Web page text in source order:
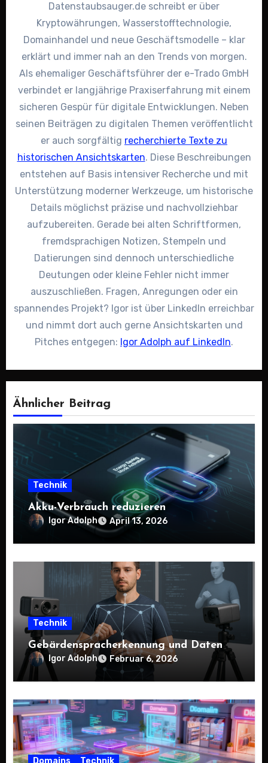
Datenstaubsauger.de schreibt er über
Kryptowährungen, Wasserstofftechnologie,
Domainhandel und neue Geschäftsmodelle – klar
erklärt und immer nah an den Trends von morgen.
Als ehemaliger Geschäftsführer der e-Trado GmbH
verbindet er langjährige Praxiserfahrung mit einem
sicheren Gespür für digitale Entwicklungen. Neben
seinen Beiträgen zu digitalen Themen veröffentlicht
er auch sorgfältig recherchierte Texte zu
historischen Ansichtskarten. Diese Beschreibungen
entstehen auf Basis intensiver Recherche und mit
Unterstützung moderner Werkzeuge, um historische
Details möglichst präzise und nachvollziehbar
aufzubereiten. Gerade bei alten Schriftformen,
fremdsprachigen Notizen, Stempeln und
Datierungen sind dennoch unterschiedliche
Deutungen oder kleine Fehler nicht immer
auszuschließen. Fragen, Anregungen oder ein
spannendes Projekt? Igor ist über LinkedIn erreichbar
und nimmt dort auch gerne Ansichtskarten und
Pitches entgegen: Igor Adolph auf LinkedIn.
Ähnlicher Beitrag
Technik
Akku-Verbrauch reduzieren
Igor Adolph April 13, 2026
Technik
Gebärdenspracherkennung und Daten
Igor Adolph Februar 6, 2026